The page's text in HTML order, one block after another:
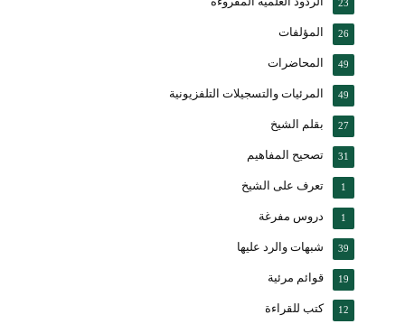
23
المؤلفات 26
المحاضرات 49
المرئيات والتسجيلات التلفزيونية 49
بقلم الشيخ 27
تصحيح المفاهيم 31
تعرف على الشيخ 1
دروس مفرغة 1
شبهات والرد عليها 39
قوائم مرئية 19
كتب للقراءة 12